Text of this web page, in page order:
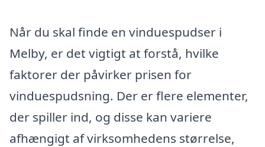
Når du skal finde en vinduespudser i
Melby, er det vigtigt at forstå, hvilke
faktorer der påvirker prisen for
vinduespudsning. Der er flere elementer,
der spiller ind, og disse kan variere
afhængigt af virksomhedens størrelse,